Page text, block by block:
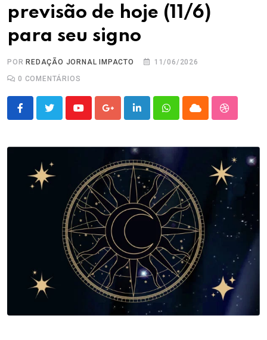
previsão de hoje (11/6)
para seu signo
POR REDAÇÃO JORNAL IMPACTO
11/06/2026
0 COMENTÁRIOS
YoutubeGoogle+LinkedInWhatsappCloud